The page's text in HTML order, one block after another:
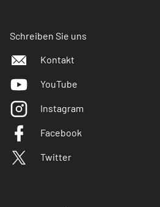
Schreiben Sie uns
Kontakt
YouTube
Instagram
Facebook
Twitter